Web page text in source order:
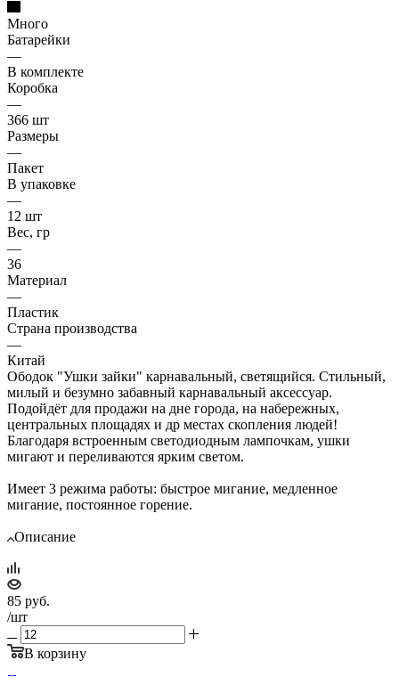
Много
Батарейки
—
В комплекте
Коробка
—
366 шт
Размеры
—
Пакет
В упаковке
—
12 шт
Вес, гр
—
36
Материал
—
Пластик
Страна производства
—
Китай
Ободок "Ушки зайки" карнавальный, светящийся. Стильный,
милый и безумно забавный карнавальный аксессуар.
Подойдёт для продажи на дне города, на набережных,
центральных площадях и др местах скопления людей!
Благодаря встроенным светодиодным лампочкам, ушки
мигают и переливаются ярким светом.
Имеет 3 режима работы: быстрое мигание, медленное
мигание, постоянное горение.
Описание
85 руб.
/шт
В корзину